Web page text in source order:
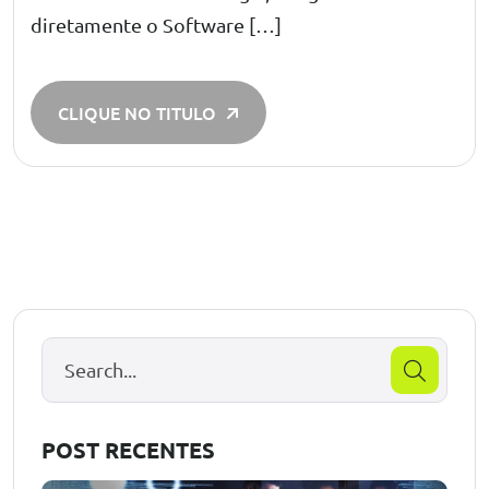
diretamente o Software […]
CLIQUE NO TITULO
POST RECENTES